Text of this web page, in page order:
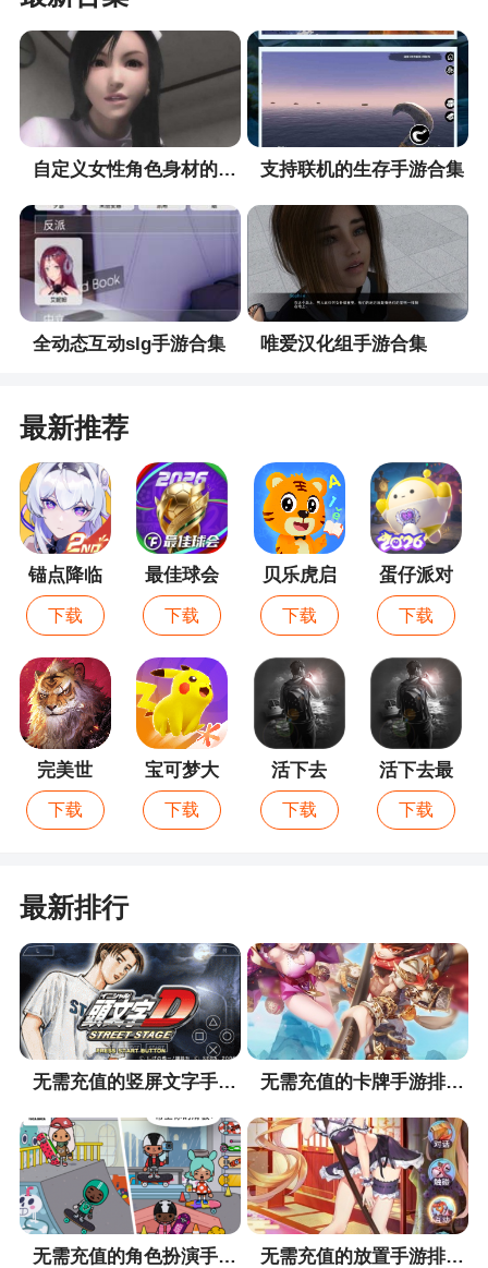
要根据自己的能力让自己的学校成为学霸学校，在
这里玩家可以很好的体验到学霸是如何养成的，并
且可以轻松的发现学生的上课情况等，根据自己的
喜好去打造自己的学习，让玩家很好的体验当校长
的乐趣
心仪的大学就是目标，必须遵守相关政策，这样才
有更好的条件，玩法模式上都能挑战，尝试不同的
任务就好，面临的压力非常庞大，耐心去经历才有
最终的成功
进入全民学霸就开始游戏，在全民学霸这里赚到的
5、全民学霸是由上海咕么信息推出的一款全新
小说改编的烧脑解谜游戏，轻松益智，烧脑萌趣，
感受全新的游戏乐趣体验。游戏中玩家选择多样，
体验丰富，展开乐趣十足的养成冒险，休闲解压更
欢乐
自定义女性角色身材的手游合集 支持联机的生存手游合集
全动态互动slg手游合集 唯爱汉化组手游合集
最新推荐
锚点降临
下载
最佳球会
下载
贝乐虎启
蒙
下载
蛋仔派对
下载
完美世
界：诸神
之战
下载
宝可梦大
集结
下载
活下去
下载
活下去最
新版
下载
最新排行
无需充值的竖屏文字手游排行榜 无需充值的卡牌手游排行榜
无需充值的角色扮演手游排行榜 无需充值的放置手游排行榜